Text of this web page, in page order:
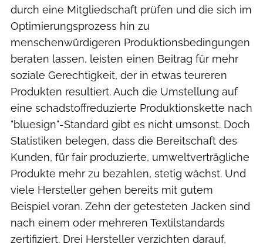
durch eine Mitgliedschaft prüfen und die sich im
Optimierungsprozess hin zu
menschenwürdigeren Produktionsbedingungen
beraten lassen, leisten einen Beitrag für mehr
soziale Gerechtigkeit, der in etwas teureren
Produkten resultiert. Auch die Umstellung auf
eine schadstoffreduzierte Produktionskette nach
"bluesign"-Standard gibt es nicht umsonst. Doch
Statistiken belegen, dass die Bereitschaft des
Kunden, für fair produzierte, umweltverträgliche
Produkte mehr zu bezahlen, stetig wächst. Und
viele Hersteller gehen bereits mit gutem
Beispiel voran. Zehn der getesteten Jacken sind
nach einem oder mehreren Textilstandards
zertifiziert. Drei Hersteller verzichten darauf,